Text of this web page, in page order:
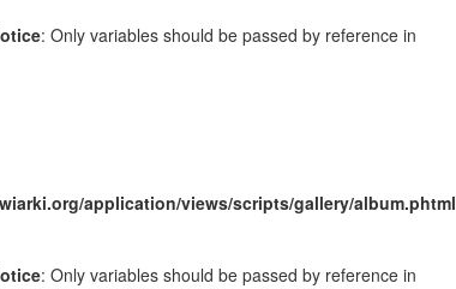
: Only variables should be passed by reference in
application/views/scripts/gallery/album.phtml
: Only variables should be passed by reference in